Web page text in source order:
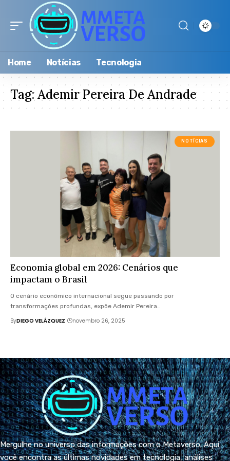
Home Notícias Tecnologia
Tag:Ademir Pereira De Andrade
NOTÍCIAS
Economia global em 2026: Cenários que
impactam o Brasil
O cenário econômico internacional segue passando por
transformações profundas, expõe Ademir Pereira…
ByDIEGO VELÁZQUEZ novembro 26, 2025
Mergulhe no universo das informações com o Metaverso. Aqui
você encontra as últimas novidades em tecnologia, análises